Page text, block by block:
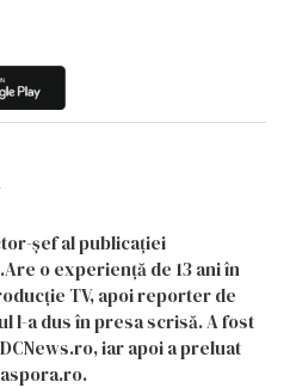
șef al publicației
o experiență de 13 ani în
TV, apoi reporter de
l-a dus în presa scrisă. A fost
iar apoi a preluat